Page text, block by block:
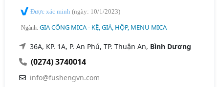
Được xác minh(ngày: 10/1/2023)
Ngành:GIA CÔNG MICA - KỆ, GIÁ, HỘP, MENU MICA
36A, KP. 1A, P. An Phú, TP. Thuận An, Bình Dương
(0274) 3740014
info@fushengvn.com